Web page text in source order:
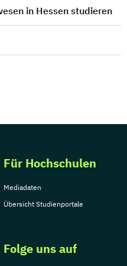
in Hessen studieren
Für Hochschulen
Mediadaten
Übersicht Studienportale
Folge uns auf